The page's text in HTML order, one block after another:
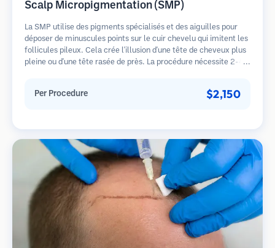
Scalp Micropigmentation (SMP)
La SMP utilise des pigments spécialisés et des aiguilles pour
déposer de minuscules points sur le cuir chevelu qui imitent les
follicules pileux. Cela crée l'illusion d'une tête de cheveux plus
pleine ou d'une tête rasée de près. La procédure nécessite 2-4
Per Procedure $2,150